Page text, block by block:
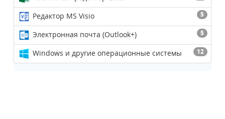
5
Редактор MS Visio
5
Электронная почта (Outlook+)
12
Windows и другие операционные системы